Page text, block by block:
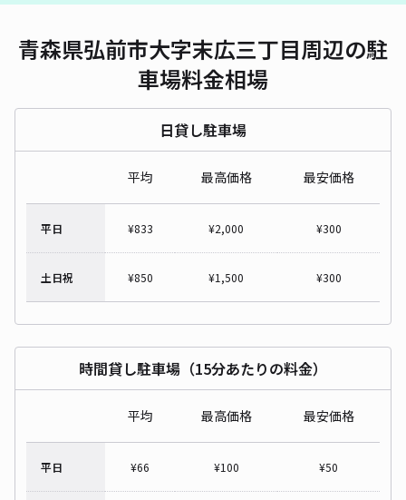
青森県弘前市大字末広三丁目周辺の駐
車場料金相場
日貸し駐車場
平均 最高価格 最安価格
平日 ¥833 ¥2,000 ¥300
土日祝 ¥850 ¥1,500 ¥300
時間貸し駐車場（15分あたりの料金）
平均 最高価格 最安価格
平日 ¥66 ¥100 ¥50